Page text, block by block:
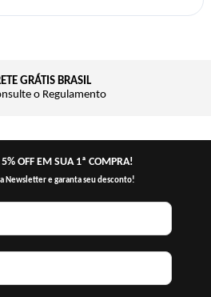
GRÁTIS BRASIL
o Regulamento
OFF EM SUA 1ª COMPRA!
Newsletter e garanta seu desconto!